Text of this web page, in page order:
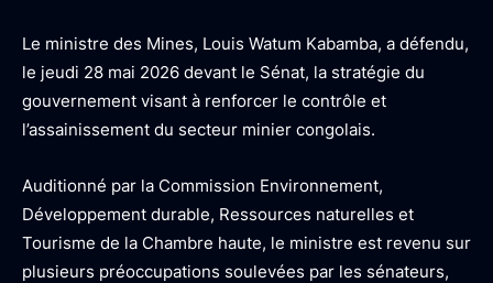
Le ministre des Mines, Louis Watum Kabamba, a défendu,
le jeudi 28 mai 2026 devant le Sénat, la stratégie du
gouvernement visant à renforcer le contrôle et
l’assainissement du secteur minier congolais.
Auditionné par la Commission Environnement,
Développement durable, Ressources naturelles et
Tourisme de la Chambre haute, le ministre est revenu sur
plusieurs préoccupations soulevées par les sénateurs,